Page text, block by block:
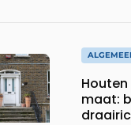
maat: